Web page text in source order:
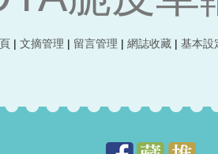
| 文摘管理 | 留言管理 | 網誌收藏 | 基本設